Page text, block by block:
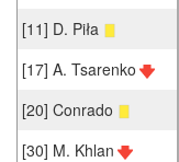
[11] D. Piła
[17] A. Tsarenko
[20] Conrado
[30] M. Khlan